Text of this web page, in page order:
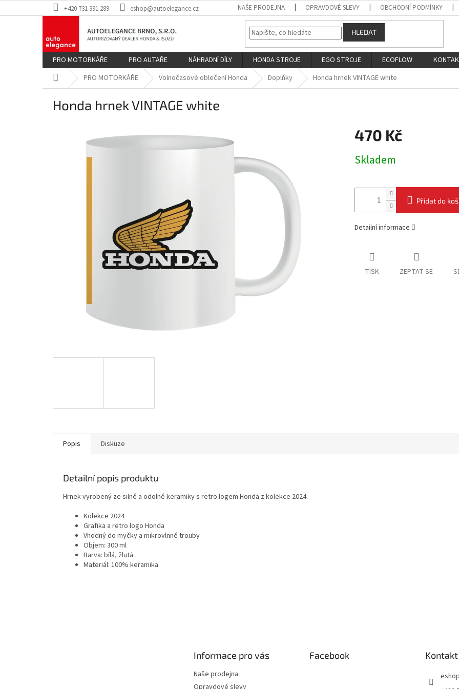
na
+420 731 391 289 eshop@autoelegance.cz NAŠE PRODEJNA OPRAVDOVÉ SLEVY OBCHODNÍ PODMÍNKY
HLEDAT
PRO MOTORKÁŘE PRO AUTAŘE NÁHRADNÍ DÍLY HONDA STROJE EGO STROJE ECOFLOW
Domů PRO MOTORKÁŘE Volnočasové oblečení Honda Doplňky Honda hrnek VINTAGE white
Honda hrnek VINTAGE white
470 Kč
cena:
Skladem
Přidat do
Detailní informace
TISK ZEPTAT SE
Popis Diskuze
Detailní popis produktu
Hrnek vyrobený ze silné a odolné keramiky s retro logem Honda z kolekce 2024.
Kolekce 2024
Grafika a retro logo Honda
Vhodný do myčky a mikrovlnné trouby
Objem: 300 ml
Barva: bílá, žlutá
Materiál: 100% keramika
Informace pro vás
Naše prodejna
Facebook Kontakt
eshop